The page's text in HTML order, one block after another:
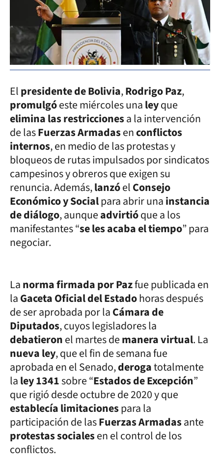
Elpresidente de Bolivia,Rodrigo Paz,
promulgóeste miércoles unaleyque
elimina las restriccionesa la intervención
de lasFuerzas Armadasenconflictos
internos, en medio de las protestas y
bloqueos de rutas impulsados por sindicatos
campesinos y obreros que exigen su
renuncia. Además,lanzóelConsejo
Económico y Socialpara abrir unainstancia
de diálogo, aunqueadvirtióque a los
manifestantes “se les acaba el tiempo” para
negociar.
Lanorma firmada por Pazfue publicada en
laGaceta Oficial del Estadohoras después
de ser aprobada por laCámara de
Diputados, cuyos legisladores la
debatieronel martes demanera virtual. La
nueva ley, que el fin de semana fue
aprobada en el Senado,derogatotalmente
laley 1341sobre “Estados de Excepción”
que rigió desde octubre de 2020 y que
establecía limitacionespara la
participación de lasFuerzas Armadasante
protestas socialesen el control de los
conflictos.